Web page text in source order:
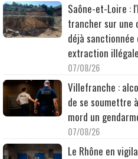
Saône-et-Loire :
trancher sur une
déjà
extraction illégale
07/08/26
Villefranche :
de se soumettre
mord un
07/08/26
Le Rhône en